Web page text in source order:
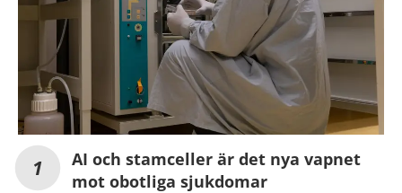
AI och stamceller är det nya vapnet
mot obotliga sjukdomar